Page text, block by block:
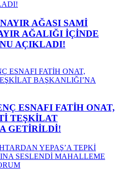
AĞASI SAMİ
AĞALIĞI İÇİNDE
AÇIKLADI!
ESNAFI FATİH ONAT,
TEŞKİLAT
GETİRİLDİ!